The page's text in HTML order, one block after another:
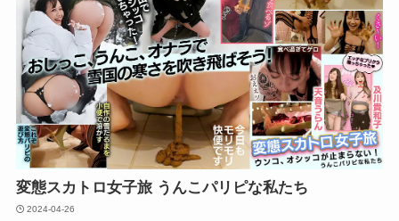
変態スカトロ女子旅 うんこパリピな私たち
2024-04-26